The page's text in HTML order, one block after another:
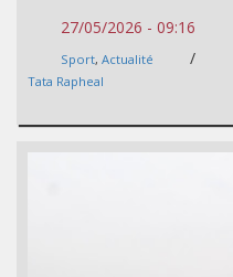
27/05/2026 - 09:16
Sport, Actualité /
Tata Rapheal